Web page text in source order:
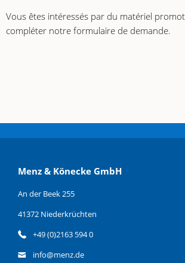
Vous êtes intéressés par du matériel
compléter notre formulaire de demande.
Menz & Könecke GmbH
An der Beek 255
41372 Niederkrüchten
+49 (0)2163 594 0
info@menz.de